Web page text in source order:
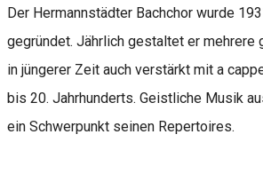
Der Hermannstädter Bachchor wurde
gegründet. Jährlich gestaltet er mehrere
in jüngerer Zeit auch verstärkt mit a
bis 20. Jahrhunderts. Geistliche Musik
ein Schwerpunkt seinen Repertoires.